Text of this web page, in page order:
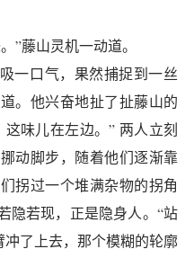
”藤山灵机一动道。
一口气，果然捕捉到一丝
。他兴奋地扯了扯藤山的
味儿在左边。” 两人立刻
动脚步，随着他们逐渐靠
拐过一个堆满杂物的拐角
隐若现，正是隐身人。“站
了上去，那个模糊的轮廓